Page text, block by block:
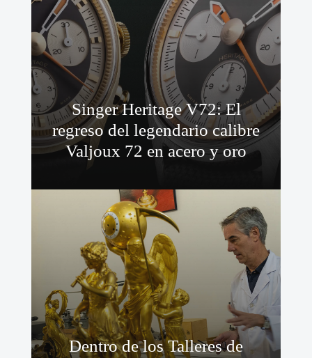
Singer Heritage V72: El
regreso del legendario calibre
Valjoux 72 en acero y oro
Dentro de los Talleres de